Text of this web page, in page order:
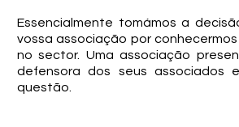
Essencialmente tomámos a
vossa associação por
no sector. Uma associação
defensora dos seus associados
questão.